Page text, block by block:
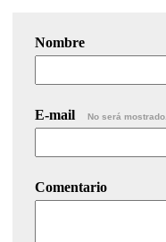
Nombre
E-mail No será mostrado.
Comentario